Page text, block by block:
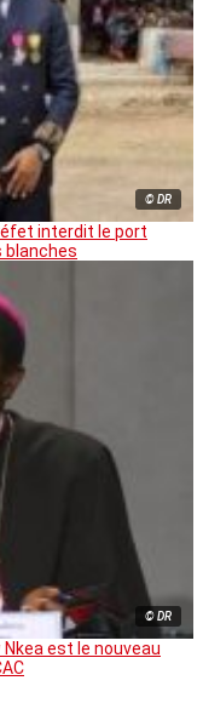
© DR
interdit le port
© DR
est le nouveau